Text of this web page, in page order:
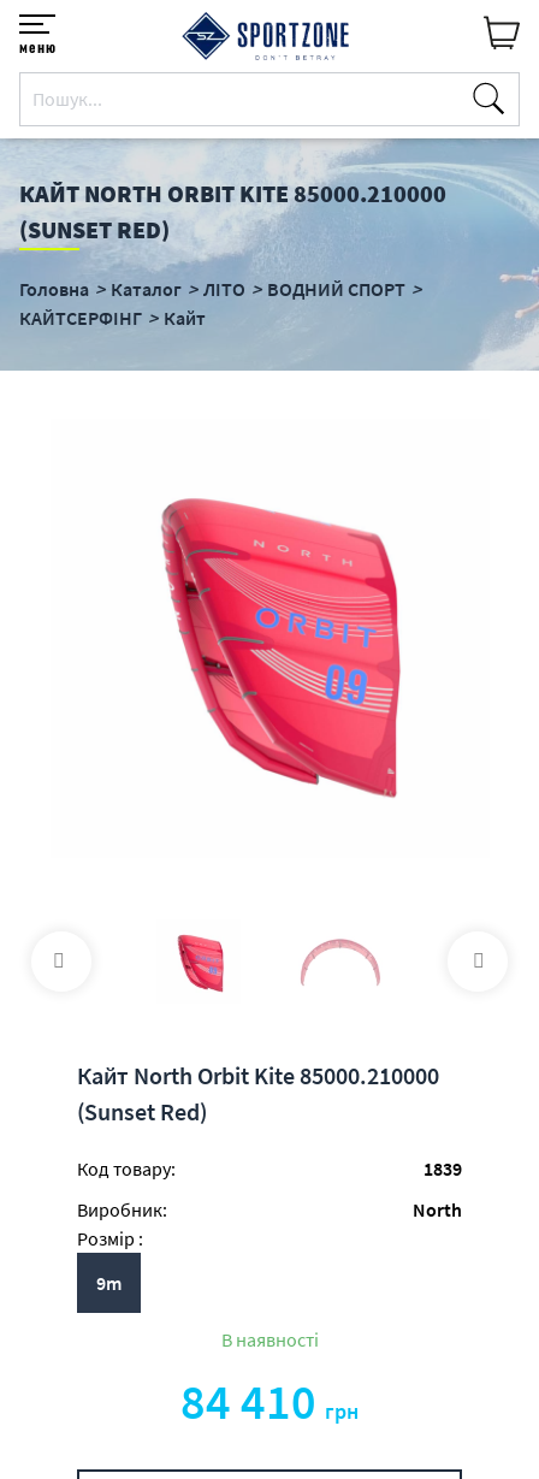
меню
КАЙТ NORTH ORBIT KITE 85000.210000
(SUNSET RED)
Головна Каталог ЛІТО
ВОДНИЙ СПОРТ
КАЙТСЕРФІНГ
Кайт
Кайт North Orbit Kite 85000.210000
(Sunset Red)
Код товару:
1839
Виробник:
North
Розмір :
9m
В наявності
84 410 грн